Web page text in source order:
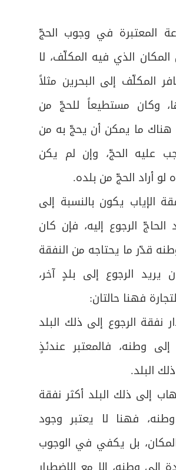
المعتبرة في وجوب الحجّ
الذي فيه المكلّف، لا
المكلّف إلى البحرين مثلاً
وكان مستطيعاً للحجّ من
هناك ما يمكن أن يحجّ به من
وجب عليه الحجّ، وإن لم يكن
أراد الحجّ من بلده.
نفقة الإياب يكون بالنسبة إلى
الحاجّ الرجوع إليه، فإن كان
قدّر ما يحتاجه من النفقة
يريد الرجوع إلى بلدٍ آخر،
فهنا حالتان:
نفقة الرجوع إلى ذلك البلد
وطنه، فالمعتبر عندئذٍ
البلد.
إلى ذلك البلد أكثر نفقة
فهنا لا يعتبر وجود
بل يكفي في الوجوب